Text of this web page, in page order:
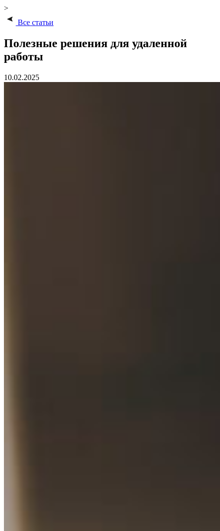
>
Все статьи
Полезные решения для удаленной
работы
10.02.2025